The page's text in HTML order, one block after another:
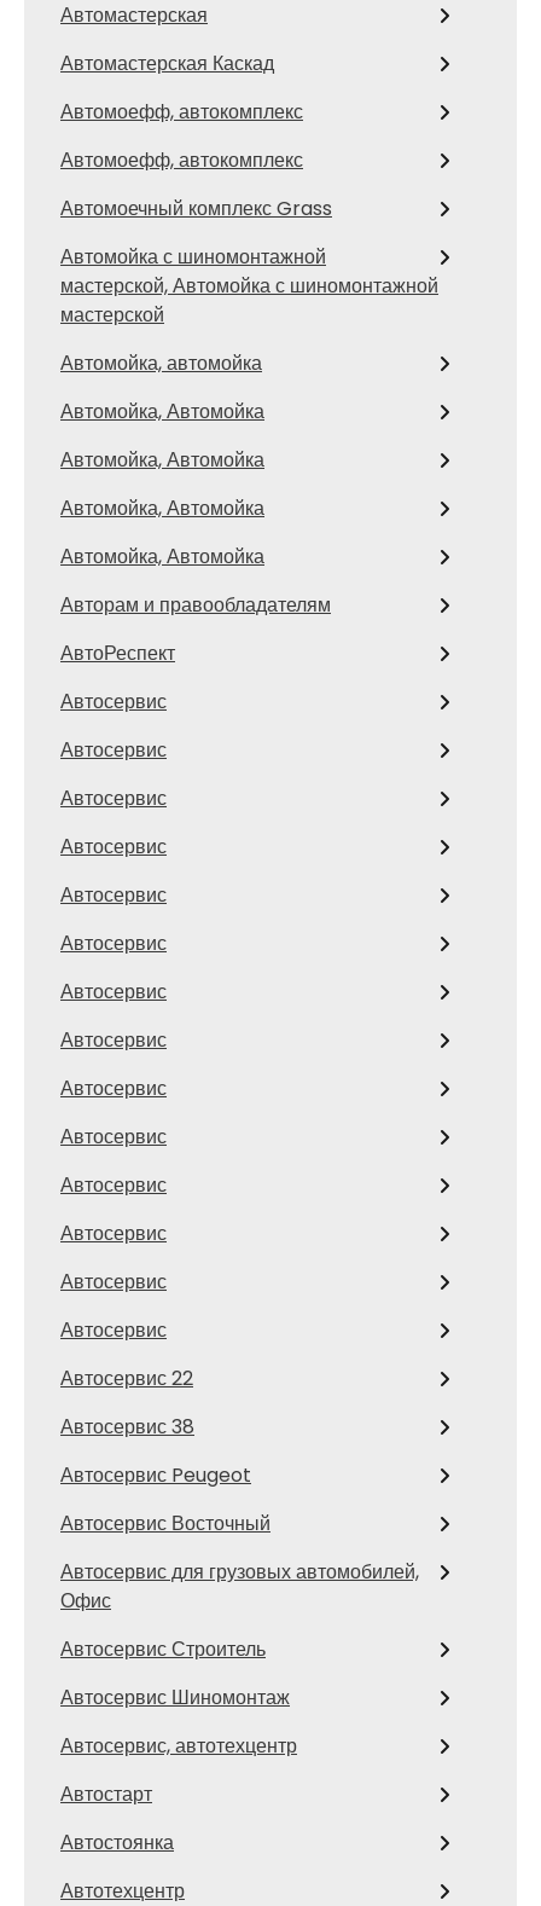
Автомастерская
Автомастерская Каскад
Автомоефф, автокомплекс
Автомоефф, автокомплекс
Автомоечный комплекс Grass
Автомойка с шиномонтажной
мастерской, Автомойка с шиномонтажной
мастерской
Автомойка, автомойка
Автомойка, Автомойка
Автомойка, Автомойка
Автомойка, Автомойка
Автомойка, Автомойка
Авторам и правообладателям
АвтоРеспект
Автосервис
Автосервис
Автосервис
Автосервис
Автосервис
Автосервис
Автосервис
Автосервис
Автосервис
Автосервис
Автосервис
Автосервис
Автосервис
Автосервис
Автосервис 22
Автосервис 38
Автосервис Peugeot
Автосервис Восточный
Автосервис для грузовых автомобилей,
Офис
Автосервис Строитель
Автосервис Шиномонтаж
Автосервис, автотехцентр
Автостарт
Автостоянка
Автотехцентр